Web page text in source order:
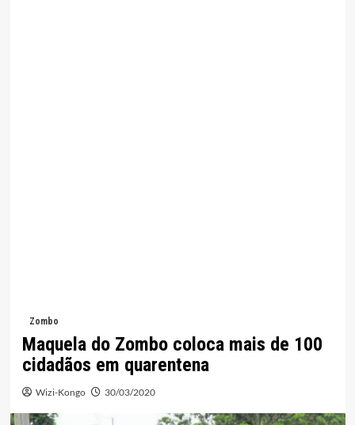
Zombo
Maquela do Zombo coloca mais de 100
cidadãos em quarentena
Wizi-Kongo 30/03/2020